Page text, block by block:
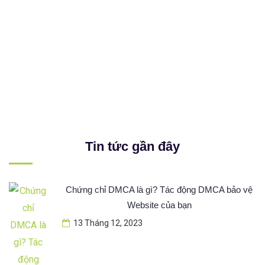
Tin tức gần đây
Chứng chỉ DMCA là gì? Tác động DMCA bảo vệ
Website của bạn
13 Tháng 12, 2023